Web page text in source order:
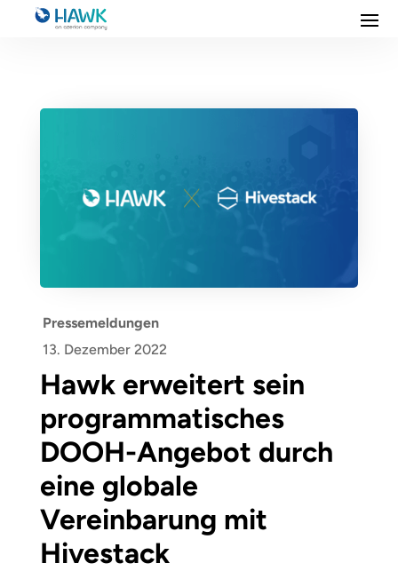
Pressemeldungen
13. Dezember 2022
Hawk erweitert sein
programmatisches
DOOH-Angebot durch
eine globale
Vereinbarung mit
Hivestack